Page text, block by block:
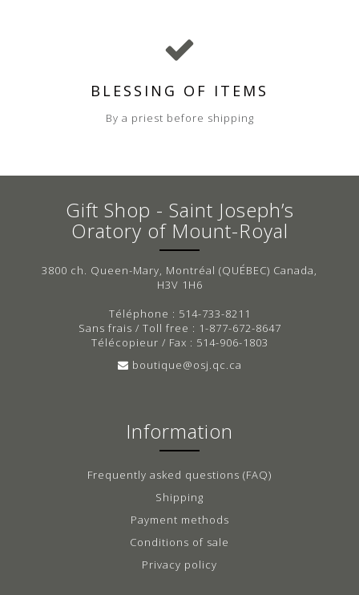
BLESSING OF ITEMS
By a priest before shipping
Gift Shop - Saint Joseph’s
Oratory of Mount-Royal
3800 ch. Queen-Mary, Montréal (QUÉBEC) Canada,
H3V 1H6
Téléphone : 514-733-8211
Sans frais / Toll free : 1-877-672-8647
Télécopieur / Fax : 514-906-1803
boutique@osj.qc.ca
Information
Frequently asked questions (FAQ)
Shipping
Payment methods
Conditions of sale
Privacy policy